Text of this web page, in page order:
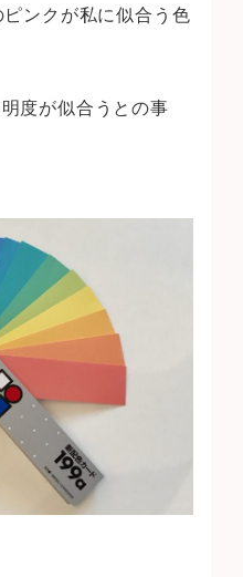
ンクが私に似合う色
度が似合うとの事